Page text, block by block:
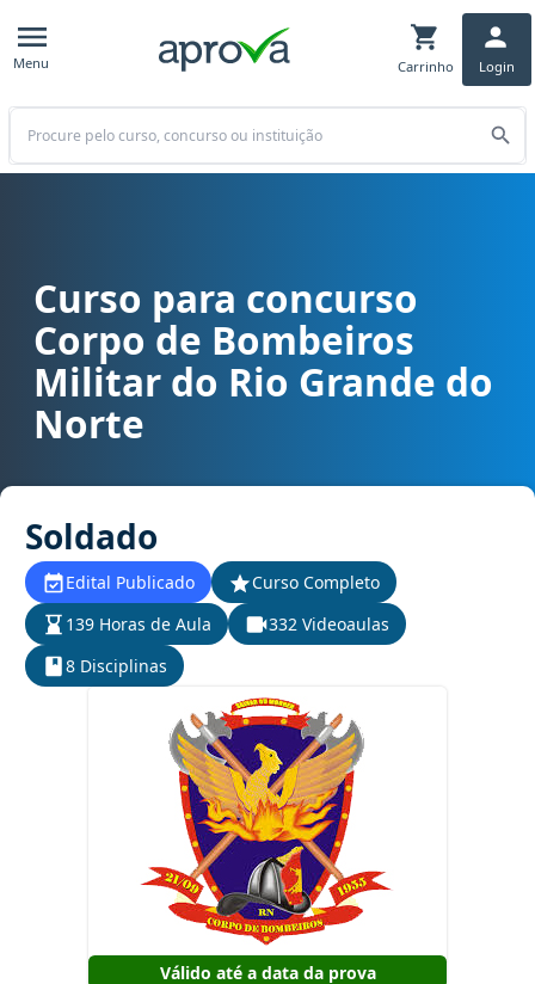
Menu Carrinho Login
Buscar
Curso para concurso CBM RN - Corpo de Bombeiros Militar do
Curso para concurso
Corpo de Bombeiros
Militar do Rio Grande do
Norte
Soldado
Edital Publicado
Curso Completo
139 Horas de Aula
332 Videoaulas
8 Disciplinas
Válido até a data da prova